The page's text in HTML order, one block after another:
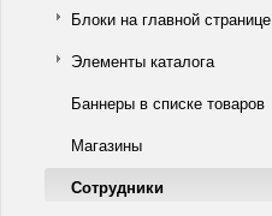
Блоки на главной странице
Элементы каталога
Баннеры в списке товаров
Магазины
Сотрудники